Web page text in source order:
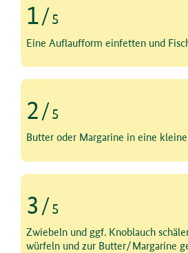
1/5
Schritt 1 von 5
Eine Auflaufform einfetten und
2 /5
Schritt 2 von 5
Butter oder Margarine in eine kleine
3 /5
Schritt 3 von 5
Zwiebeln und ggf. Knoblauch
würfeln und zur Butter/Margarine